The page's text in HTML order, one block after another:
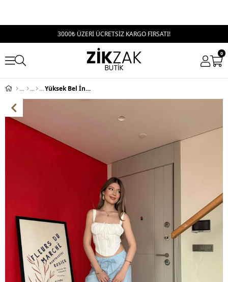
3000₺ ÜZERİ ÜCRETSİZ KARGO FIRSATI!
0
Yüksek Bel İnce Kemer Detay Palazzo Çilek Pantolon Mavi 2179